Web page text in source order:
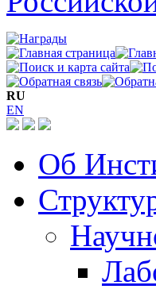
RU
EN
Об